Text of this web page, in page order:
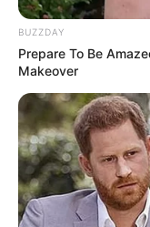
Siapa Aurora Ribero
Dia adalah model,
Tengah.
Siapa nama asli
Nama aslinya adalah
Apa yang membuat
Dia terkenal karena
BUZZDAY
Prepare To Be
Makeover